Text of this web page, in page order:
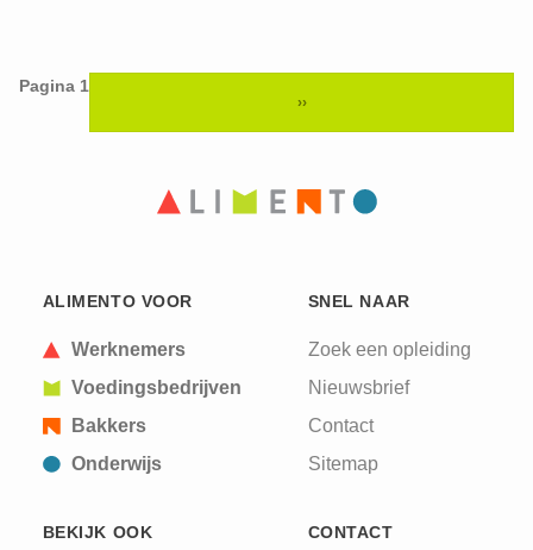
Pagina 1
››
ALIMENTO VOOR
Werknemers
Voedingsbedrijven
Bakkers
Onderwijs
SNEL NAAR
Zoek een opleiding
Nieuwsbrief
Contact
Sitemap
BEKIJK OOK CONTACT